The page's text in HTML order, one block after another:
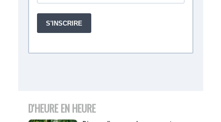
D'HEURE EN HEURE